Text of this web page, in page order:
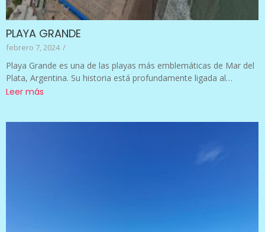
PLAYA GRANDE
febrero 7, 2024 /
Playa Grande es una de las playas más emblemáticas de Mar del
Plata, Argentina. Su historia está profundamente ligada al…
Leer más